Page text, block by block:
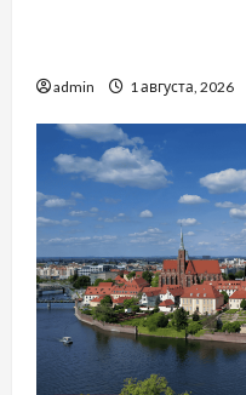
admin 1 августа, 2026